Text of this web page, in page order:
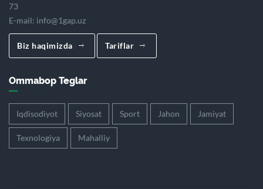
73
E-mail: info@1gap.uz
Biz haqimizda Tariflar
Ommabop Teglar
Iqdisodiyot Siyosat Sport Jahon Jamiyat
Texnologiya Mahalliy